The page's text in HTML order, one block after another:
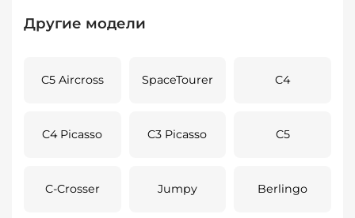
Другие модели
C5 Aircross SpaceTourer C4
C4 Picasso C3 Picasso C5
C-Crosser Jumpy Berlingo